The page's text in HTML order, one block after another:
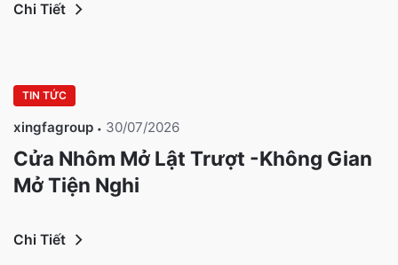
Chi Tiết
TIN TỨC
xingfagroup 30/07/2026
Cửa Nhôm Mở Lật Trượt -Không Gian
Mở Tiện Nghi
Chi Tiết